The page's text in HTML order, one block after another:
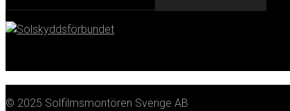
© 2025 Solfilmsmontören Sverige AB